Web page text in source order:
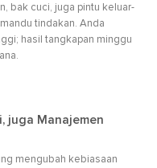
bak cuci, juga pintu keluar-
tindakan. Anda
hasil tangkapan minggu
juga Manajemen
mengubah kebiasaan